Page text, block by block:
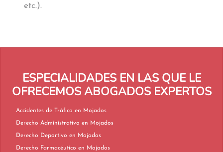
etc.).
ESPECIALIDADES EN LAS QUE LE
OFRECEMOS ABOGADOS EXPERTOS
Accidentes de Tráfico en Mojados
Derecho Administrativo en Mojados
Derecho Deportivo en Mojados
Derecho Farmacéutico en Mojados